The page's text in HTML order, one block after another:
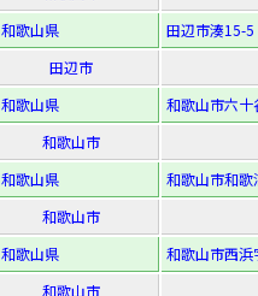
和歌山県
田辺市湊15-5
田辺市
和歌山県
和歌山市六
和歌山市
和歌山県
和歌山市和
和歌山市
和歌山県
和歌山市西
和歌山市